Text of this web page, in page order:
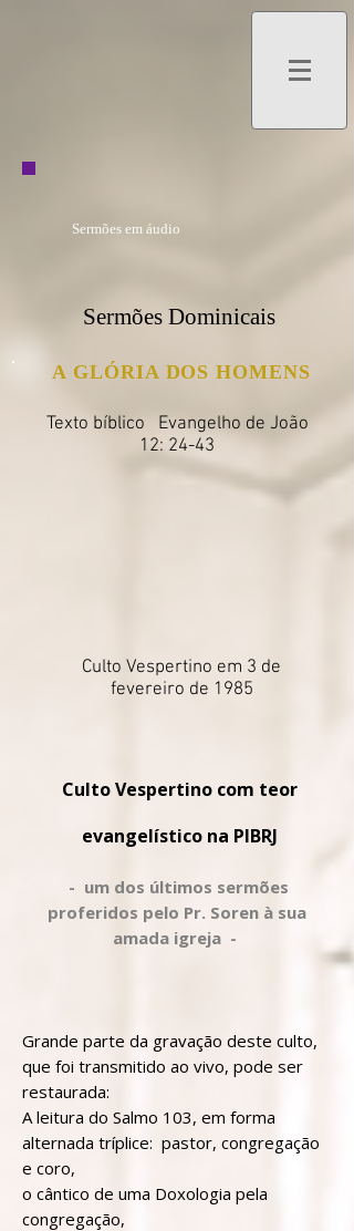
Sermões em áudio
Sermões Dominicais
A GLÓRIA DOS HOMENS
Texto bíblico Evangelho de João
12: 24-43
Culto Vespertino em 3 de
fevereiro de 1985
Culto Vespertino com teor
evangelístico na PIBRJ
- um dos últimos sermões
proferidos pelo Pr. Soren à sua
amada igreja -
Grande parte da gravação deste culto,
que foi transmitido ao vivo, pode ser
restaurada:
A leitura do Salmo 103, em forma
alternada tríplice: pastor, congregação
e coro,
o cântico de uma Doxologia pela
congregação,